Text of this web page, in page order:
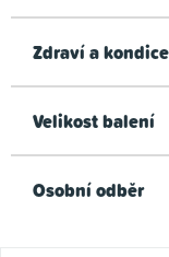
Zdraví a kondice
Velikost balení
Osobní odběr